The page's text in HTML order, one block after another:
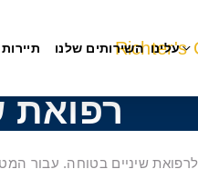
עלינו השירותים שלנו
רפואת
שיניים בטוחה. עבור